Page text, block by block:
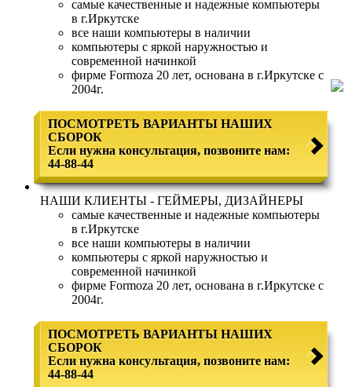
самые качественные и надежные компьютеры
в г.Иркутске
все наши компьютеры в наличии
компьютеры с яркой наружностью и
современной начинкой
фирме Formoza 20 лет, основана в г.Иркутске с
2004г.
ПОСМОТРЕТЬ ВАРИАНТЫ НАШИХ
СБОРОК
Если нужна консультация, позвоните нам:
44-88-44
НАШИ КЛИЕНТЫ - ГЕЙМЕРЫ, ДИЗАЙНЕРЫ
самые качественные и надежные компьютеры
в г.Иркутске
все наши компьютеры в наличии
компьютеры с яркой наружностью и
современной начинкой
фирме Formoza 20 лет, основана в г.Иркутске с
2004г.
ПОСМОТРЕТЬ ВАРИАНТЫ НАШИХ
СБОРОК
Если нужна консультация, позвоните нам:
44-88-44